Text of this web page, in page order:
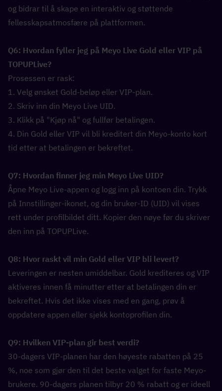
og bidrar til å skape en interaktiv og støttende
fellesskapsatmosfære på plattformen.
Q6: Hvordan fyller jeg på Meyo Live Gold eller VIP på
TOPUPLive?
Prosessen er rask:
1. Velg ønsket Gold-beløp eller VIP-plan.
2. Skriv inn din Meyo Live UID.
3. Klikk på "Kjøp nå" og fullfør betalingen.
4. Din Gold eller VIP vil bli kreditert din Meyo-konto kort
tid etter at betalingen er bekreftet.
Q7: Hvordan finner jeg min Meyo Live UID?
Åpne Meyo Live-appen og logg inn på kontoen din. Trykk
på Innstillinger-ikonet, og din bruker-ID (UID) vil vises
rett under profilbildet ditt. Kopier den nøye før du skriver
den inn på TOPUPLive.
Q8: Hvor raskt vil min Gold eller VIP bli levert?
Leveringen er nesten umiddelbar. Gold krediteres og VIP
aktiveres innen få minutter etter at betalingen din er
bekreftet. Hvis det ikke vises med en gang, prøv å
oppdatere appen eller sjekk kontoprofilen din.
Q9: Hvilken VIP-plan gir best verdi?
30-dagers VIP-planen har den høyeste rabatten på 25
%, noe som gjør den til det beste valget for faste Meyo-
brukere. 90-dagers planen tilbyr 20 % rabatt og er ideell